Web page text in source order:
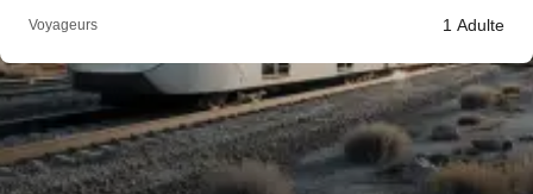
Voyageurs 1 Adulte